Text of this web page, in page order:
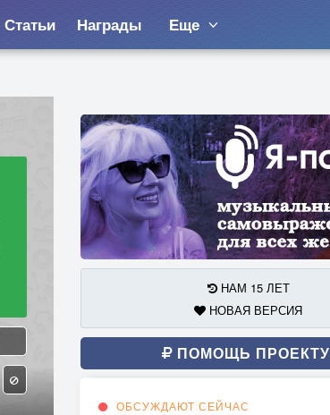
Статьи Награды Еще
НАМ 15 ЛЕТ
НОВАЯ ВЕРСИЯ
ПОМОЩЬ ПРОЕКТУ
ОБСУЖДАЮТ СЕЙЧАС